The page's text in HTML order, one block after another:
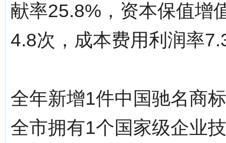
献率25.8%，资本保值增
4.8次，成本费用利润率
全年新增1件中国驰名商
全市拥有1个国家级企业